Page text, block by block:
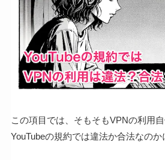
この項目では、そもそもVPNの利用自
YouTubeの規約では違法か合法なのか